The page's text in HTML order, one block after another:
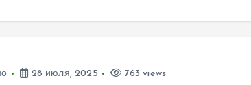
28 июля, 2025 763 views